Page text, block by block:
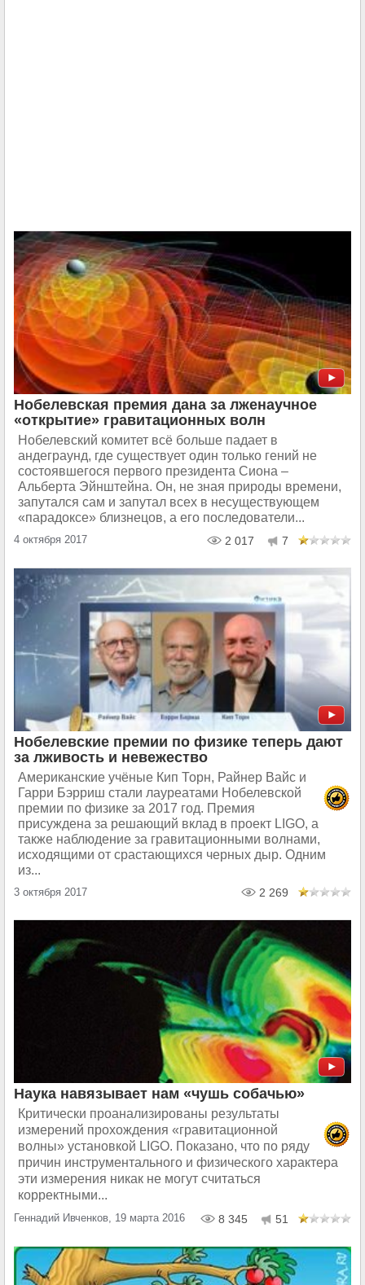
Нобелевская премия дана за лженаучное
«открытие» гравитационных волн
Нобелевский комитет всё больше падает в
андеграунд, где существует один только гений не
состоявшегося первого президента Сиона –
Альберта Эйнштейна. Он, не зная природы времени,
запутался сам и запутал всех в несуществующем
«парадоксе» близнецов, а его последователи...
4 октября 2017 2 017 7
Нобелевские премии по физике теперь дают
за лживость и невежество
Американские учёные Кип Торн, Райнер Вайс и
Гарри Бэрриш стали лауреатами Нобелевской
премии по физике за 2017 год. Премия
присуждена за решающий вклад в проект LIGO, а
также наблюдение за гравитационными волнами,
исходящими от срастающихся черных дыр. Одним
из...
3 октября 2017 2 269
Наука навязывает нам «чушь собачью»
Критически проанализированы результаты
измерений прохождения «гравитационной
волны» установкой LIGO. Показано, что по ряду
причин инструментального и физического характера
эти измерения никак не могут считаться
корректными...
Геннадий Ивченков, 19 марта 2016 8 345 51